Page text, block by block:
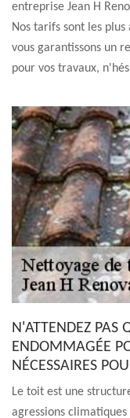
entreprise Jean H
Nos tarifs sont les
vous garantissons un
pour vos travaux,
N'ATTENDEZ PAS
ENDOMMAGÉE
NÉCESSAIRES
Le toit est une
agressions